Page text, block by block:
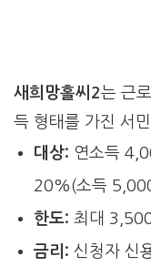
새희망홀씨2는 근
득 형태를 가진 서
대상: 연소득
20%(소득
한도: 최대
금리: 신청자 신